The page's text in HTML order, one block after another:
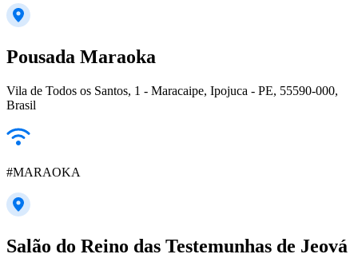
Pousada Maraoka
Vila de Todos os Santos, 1 - Maracaipe, Ipojuca - PE, 55590-000,
Brasil
#MARAOKA
Salão do Reino das Testemunhas de Jeová